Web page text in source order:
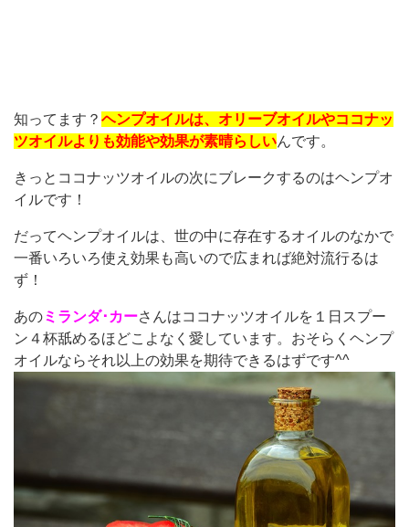
知ってます？ ヘンプオイルは、オリーブオイルやココナッ
ツオイルよりも効能や効果が素晴らしいんです。
きっとココナッツオイルの次にブレークするのはヘンプオ
イルです！
だってヘンプオイルは、世の中に存在するオイルのなかで
一番いろいろ使え効果も高いので広まれば絶対流行るは
ず！
あのミランダ･カーさんはココナッツオイルを１日スプー
ン４杯舐めるほどこよなく愛しています。おそらくヘンプ
オイルならそれ以上の効果を期待できるはずです^^